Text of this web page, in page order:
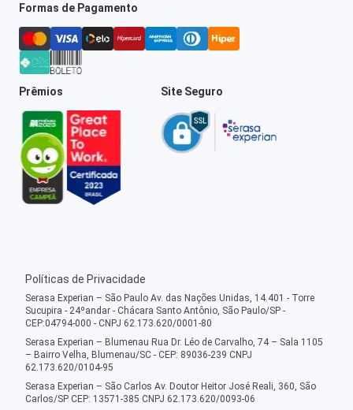
Formas de Pagamento
Prêmios Site Seguro
Políticas de Privacidade
Serasa Experian – São Paulo Av. das Nações Unidas, 14.401 - Torre
Sucupira - 24ºandar - Chácara Santo Antônio, São Paulo/SP -
CEP:04794-000 - CNPJ 62.173.620/0001-80
Serasa Experian – Blumenau Rua Dr. Léo de Carvalho, 74 – Sala 1105
– Bairro Velha, Blumenau/SC - CEP: 89036-239 CNPJ
62.173.620/0104-95
Serasa Experian – São Carlos Av. Doutor Heitor José Reali, 360, São
Carlos/SP CEP: 13571-385 CNPJ 62.173.620/0093-06